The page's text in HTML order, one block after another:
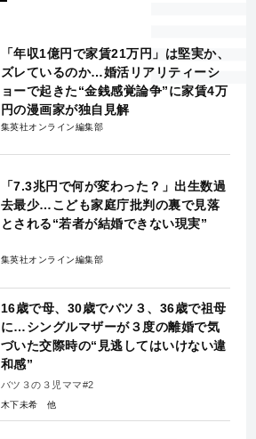
「年収1億円で家賃21万円」は堅実か、
ズレているのか…婚活リアリティーシ
ョーで起きた“金銭感覚論争”に家賃4万
円の漫画家が独自見解
集英社オンライン編集部
「7.3兆円で何が変わった？」出生数過
去最少…こども家庭庁批判の裏で見落
とされる“若者が結婚できない現実”
集英社オンライン編集部
16歳で母、30歳でバツ３、36歳で祖母
に…シングルマザーが３度の離婚で気
づいた交際時の“見逃してはいけない違
和感”
バツ３の３児ママ#2
木下未希